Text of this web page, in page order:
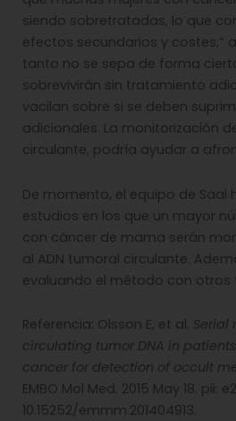
siendo sobretratadas, lo que
efectos secundarios y costes,”
tanto no se sepa de forma
sobrevivirán sin tratamiento
vacilan sobre si se deben
adicionales. La monitorización
circulante, podría ayudar a
De momento, el equipo de Saal
estudios en los que un mayor
con cáncer de mama serán
al ADN tumoral circulante.
evaluando el método con otros
Referencia: Olsson E, et al. Serial
circulating tumor DNA in
cancer for detection of occult
EMBO Mol Med. 2015 May 18. pii:
10.15252/emmm.201404913.